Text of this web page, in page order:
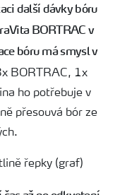
další dávky bóru
BORTRAC v
bóru má smysl v
BORTRAC, 1x
ho potřebuje v
přesouvá bór ze